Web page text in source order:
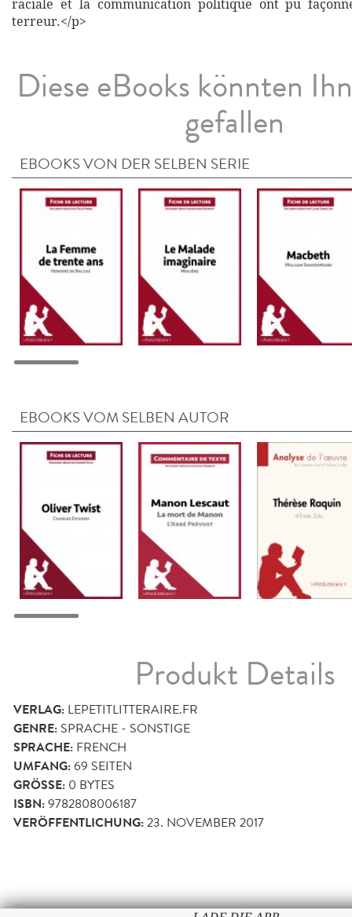
raciale et la communication politique ont pu
terreur.</p>
Diese eBooks könnten
gefallen
EBOOKS VON DER SELBEN SERIE
EBOOKS VOM SELBEN AUTOR
Produkt Details
VERLAG: LEPETITLITTERAIRE.FR
GENRE: SPRACHE - SONSTIGE
SPRACHE: FRENCH
UMFANG:69 SEITEN
GRÖSSE: 0 BYTES
ISBN:9782808006187
VERÖFFENTLICHUNG:23. NOVEMBER 2017